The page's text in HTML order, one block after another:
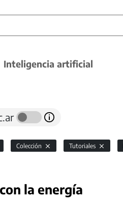
Inteligencia artificial
Colección Tutoriales
la energía